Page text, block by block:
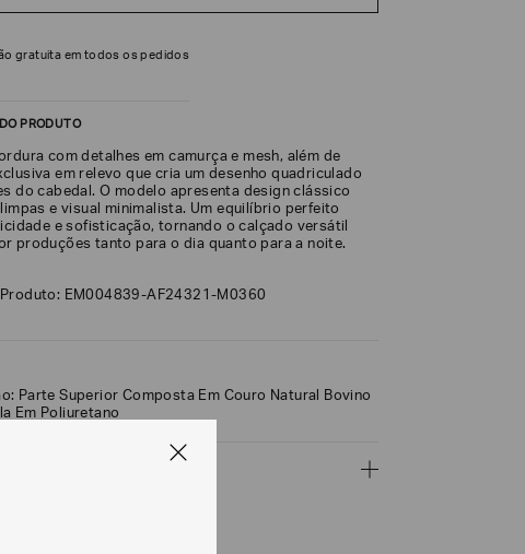
gratuita em todos os pedidos
PRODUTO
com detalhes em camurça e mesh, além de
em relevo que cria um desenho quadriculado
do cabedal. O modelo apresenta design clássico
e visual minimalista. Um equilíbrio perfeito
e sofisticação, tornando o calçado versátil
produções tanto para o dia quanto para a noite.
EM004839-AF24321-M0360
Parte Superior Composta Em Couro Natural Bovino
Em Poliuretano